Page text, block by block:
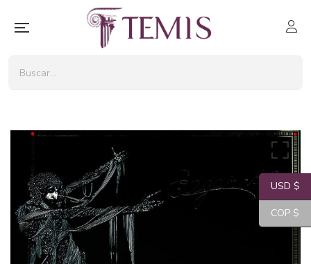
USD $
COP $